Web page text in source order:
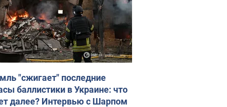
"сжигает" последние
баллистики в Украине: что
далее? Интервью с Шарпом